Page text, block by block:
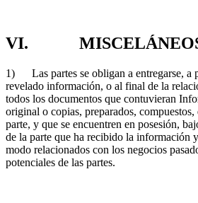
VI.
1) Las partes se obligan a entregarse, a
revelado información, o al final de la
todos los documentos que contuvieran
original o copias, preparados,
parte, y que se encuentren en posesión,
de la parte que ha recibido la información
modo relacionados con los negocios
potenciales de las partes.